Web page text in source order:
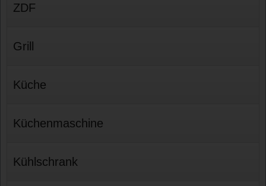
ZDF
Grill
Küche
Küchenmaschine
Kühlschrank